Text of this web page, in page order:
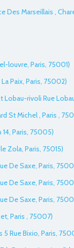
Des Marseillais ,
louvre, Paris, 75001)
Paix, Paris, 75002)
Lobau-rivoli Rue
St Michel , Paris ,
14, Paris, 75005)
Zola, Paris, 75015)
De Saxe, Paris,
De Saxe, Paris,
De Saxe, Paris,
Paris , 75007)
Rue Bixio, Paris,